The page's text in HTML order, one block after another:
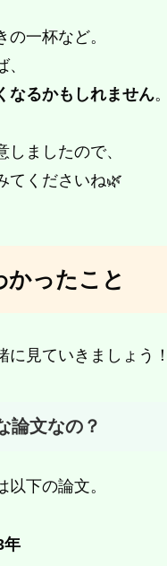
一杯など。
なるかもしれません
ましたので、
てくださいね🌿
かったこと
に見ていきましょう
論文なの？
下の論文。
年